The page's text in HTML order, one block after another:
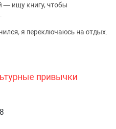
— ищу книгу, чтобы
я переключаюсь на отдых.
привычки